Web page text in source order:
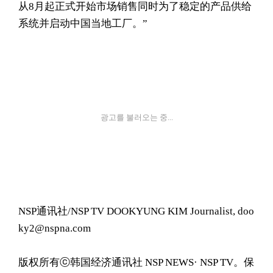
从8月起正式开始市场销售同时为了稳定的产品供给
系统并启动中国当地工厂。”
광고를 불러오는 중...
NSP通讯社/NSP TV DOOKYUNG KIM Journalist, doo
ky2@nspna.com
版权所有ⓒ韩国经济通讯社 NSP NEWS· NSP TV。保